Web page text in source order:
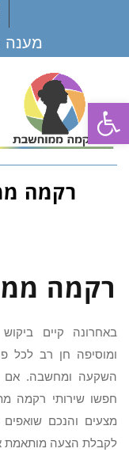
פתח סרגל נגישות
מענה
רקמה
רקמה
באחרונה קיים
ומוסיפה חן רב לכל
השקעה ומחשבה. אם
חפשו שירותי רקמה
מצעים והנכם
לקבלת הצעה מותאמת